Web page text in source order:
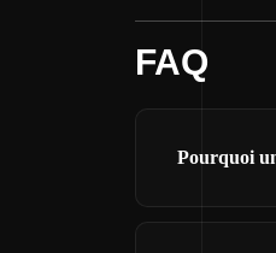
FAQ
Pourquoi